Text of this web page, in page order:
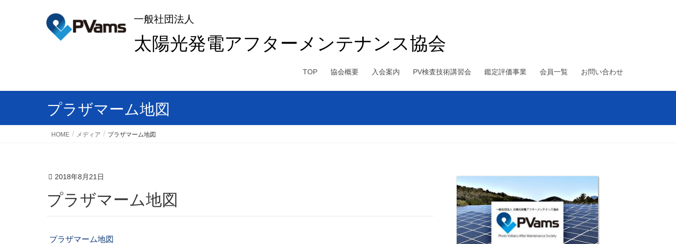
一般社団法人
太陽光発電アフターメンテナンス協会
TOP 協会概要 入会案内 PV検査技術講習会 鑑定評価事業 会員一覧 お問い合わせ
プラザマーム地図
HOME メディア プラザマーム地図
2018年8月21日
プラザマーム地図
プラザマーム地図